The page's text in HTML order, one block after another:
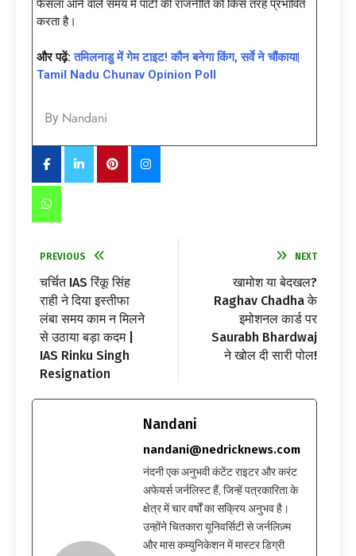
फैसला आने वाले समय में पार्टी की राजनीति को किस तरह प्रभावित
करता है।
और पढ़ें:तमिलनाडु में गेम टाइट! कौन बनेगा किंग, सर्वे ने चौंकाया|
Tamil Nadu Chunav Opinion Poll
By Nandani
PREVIOUS
चर्चित IAS रिंकू सिंह
राही ने दिया इस्तीफा
लंबा समय काम न मिलने
से उठाया बड़ा कदम |
IAS Rinku Singh
Resignation
NEXT
खामोश या बेदखल?
Raghav Chadha के
इमोशनल कार्ड पर
Saurabh Bhardwaj
ने खोल दी सारी पोल!
Nandani
nandani@nedricknews.com
नंदनी एक अनुभवी कंटेंट राइटर और करंट
अफेयर्स जर्नलिस्ट हैं, जिन्हें पत्रकारिता के
क्षेत्र में चार वर्षों का सक्रिय अनुभव है।
उन्होंने चितकारा यूनिवर्सिटी से जर्नलिज़्म
और मास कम्युनिकेशन में मास्टर डिग्री